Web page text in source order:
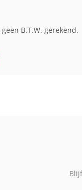
B.T.W. gerekend.